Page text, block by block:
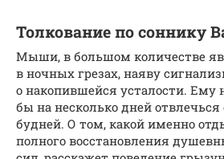
Толкование по соннику
Мыши, в большом количестве
в ночных грезах, наяву
о накопившейся усталости. Ему
бы на несколько дней
будней. О том, какой именно
полного восстановления